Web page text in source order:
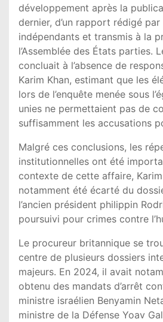
développement après la
dernier, d’un rapport rédigé
indépendants et transmis à la
l’Assemblée des États parties.
concluait à l’absence de
Karim Khan, estimant que les
lors de l’enquête menée sous
unies ne permettaient pas de
suffisamment les accusations
Malgré ces conclusions, les
institutionnelles ont été
contexte de cette affaire,
notamment été écarté du
l’ancien président philippin
poursuivi pour crimes contre
Le procureur britannique se
centre de plusieurs dossiers
majeurs. En 2024, il avait
obtenu des mandats d’arrêt
ministre israélien Benyamin
ministre de la Défense Yoav